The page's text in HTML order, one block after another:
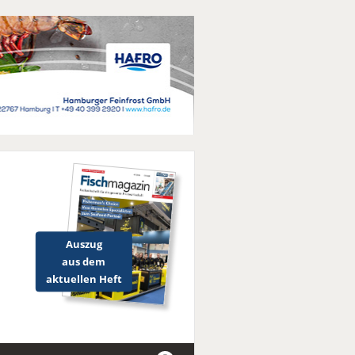
Auszug
aus dem
aktuellen Heft